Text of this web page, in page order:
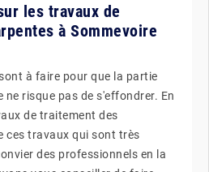
les travaux de
à Sommevoire
à faire pour que la partie
ne risque pas de s'effondrer. En
de traitement des
ces travaux qui sont très
des professionnels en la